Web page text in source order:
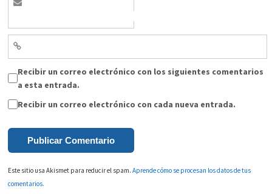
Recibir un correo electrónico con los siguientes comentarios
a esta entrada.
Recibir un correo electrónico con cada nueva entrada.
Este sitio usa Akismet para reducir el spam.Aprende cómo se procesan los datos de tus
comentarios.